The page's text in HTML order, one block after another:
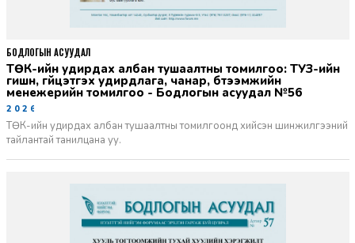
ТӨК-ийн удирдах албан тушаалтны томилгоо: ТУЗ-ийн
гишүүн, гүйцэтгэх удирдлага, чанар, бүтээмжийн
менежерийн томилгоо - Бодлогын асуудал №56
2026-06-02
ТӨК-ийн удирдах албан тушаалтны томилгоонд хийсэн шинжилгээний
тайлантай танилцана уу.
БОДЛОГЫН АСУУДАЛ